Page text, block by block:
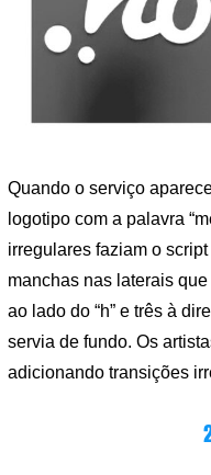
Quando o serviço
logotipo com a palavra
irregulares faziam o
manchas nas laterais
ao lado do “h” e três à
servia de fundo. Os
adicionando transições